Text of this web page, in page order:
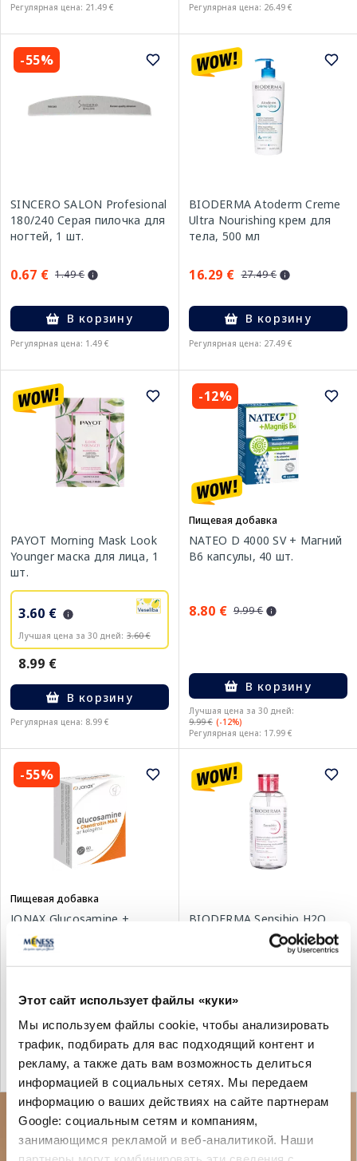
Этот сайт использует файлы «куки»
Мы используем файлы cookie, чтобы анализировать
трафик, подбирать для вас подходящий контент и
рекламу, а также дать вам возможность делиться
информацией в социальных сетях. Мы передаем
информацию о ваших действиях на сайте партнерам
Google: социальным сетям и компаниям,
занимающимся рекламой и веб-аналитикой. Наши
Регулярная цена: 21.49 € Регулярная цена: 26.49 €
-55%
SINCERO SALON Profesional
180/240 Серая пилочка для
ногтей, 1 шт.
0.67 € 1.49 €
В корзину
Регулярная цена: 1.49 €
BIODERMA Atoderm Creme
Ultra Nourishing крем для
тела, 500 мл
16.29 € 27.49 €
В корзину
Регулярная цена: 27.49 €
PAYOT Morning Mask Look
Younger маска для лица, 1
шт.
3.60 €
Лучшая цена за 30 дней: 3.60 €
8.99 €
В корзину
Регулярная цена: 8.99 €
-12%
Пищевая добавка
NATEO D 4000 SV + Магний
B6 капсулы, 40 шт.
8.80 € 9.99 €
В корзину
Лучшая цена за 30 дней:
9.99 € (-12%)
Регулярная цена: 17.99 €
-55%
Пищевая добавка
JONAX Glucosamine +
Chondroitin MAX таблетки,
60 шт.
В корзину
Регулярная цена: 19.99 €
BIODERMA Sensibio H2O
мицеллярная вода, 850 мл
В корзину
Лучшая цена за 30 дней:
18.45 € (-1%)
Регулярная цена: 30.59 €